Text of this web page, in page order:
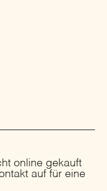
online gekauft
auf für eine